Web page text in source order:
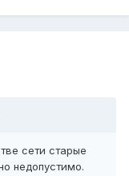
сети старые
недопустимо.